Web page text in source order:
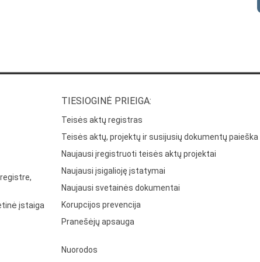
įstaiga
TIESIOGINĖ PRIEIGA:
Teisės aktų registras
Teisės aktų, projektų ir susijusių dokumentų paieška
Naujausi įregistruoti teisės aktų projektai
Naujausi įsigalioję įstatymai
Naujausi svetainės dokumentai
Korupcijos prevencija
Pranešėjų apsauga
Nuorodos